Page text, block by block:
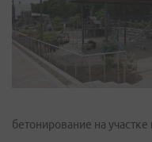
бетонирование на